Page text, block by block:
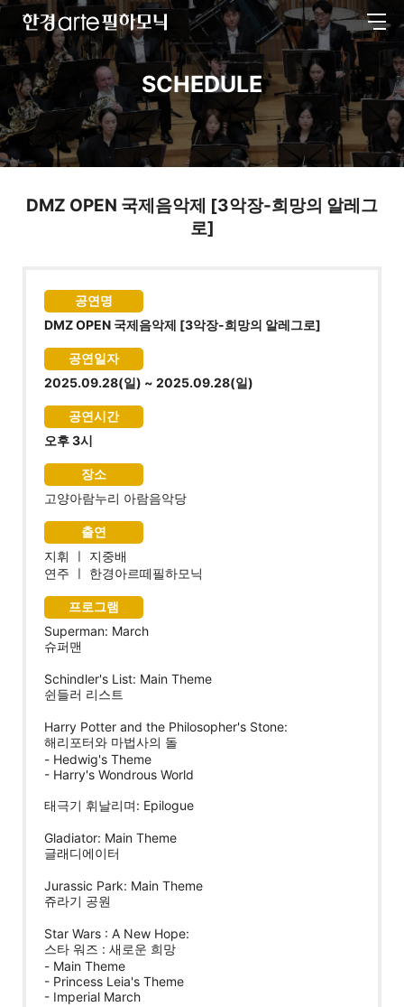
한
경
arte
하
모
닉
전
체
메
SCHEDULE
DMZ OPEN 국제음악제 [3악장-희망의 알레그
로]
공연명
DMZ OPEN 국제음악제 [3악장-희망의 알레그로]
공연일자
2025.09.28(일) ~ 2025.09.28(일)
공연시간
오후 3시
장소
고양아람누리 아람음악당
출연
지휘 ㅣ 지중배
연주 ㅣ 한경아르떼필하모닉
프로그램
Superman: March
슈퍼맨
Schindler's List: Main Theme
쉰들러 리스트
Harry Potter and the Philosopher's Stone:
해리포터와 마법사의 돌
- Hedwig's Theme
- Harry's Wondrous World
태극기 휘날리며: Epilogue
Gladiator: Main Theme
글래디에이터
Jurassic Park: Main Theme
쥬라기 공원
Star Wars : A New Hope:
스타 워즈 : 새로운 희망
- Main Theme
- Princess Leia's Theme
- Imperial March